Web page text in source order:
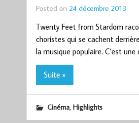
Posted on 24 décembre 2013
Twenty Feet from Stardom
choristes qui se cachent
la musique populaire. C’est
Suite »
Cinéma, Highlights